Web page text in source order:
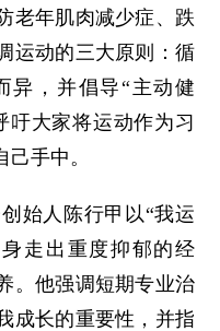
老年肌肉减少症、跌
运动的三大原则：循
异，并倡导“主动健
吁大家将运动作为习
手中。
人陈行甲以“我运
走出重度抑郁的经
。他强调短期专业治
成长的重要性，并指